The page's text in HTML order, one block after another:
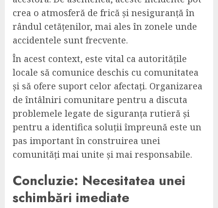
crea o atmosferă de frică și nesiguranță în
rândul cetățenilor, mai ales în zonele unde
accidentele sunt frecvente.
În acest context, este vital ca autoritățile
locale să comunice deschis cu comunitatea
și să ofere suport celor afectați. Organizarea
de întâlniri comunitare pentru a discuta
problemele legate de siguranța rutieră și
pentru a identifica soluții împreună este un
pas important în construirea unei
comunități mai unite și mai responsabile.
Concluzie: Necesitatea unei
schimbări imediate